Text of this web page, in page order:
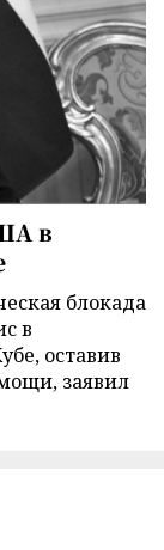
в
блокада
в
оставив
заявил